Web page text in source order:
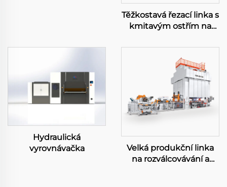
Těžkostavá řezací linka s
kmitavým ostřím na
Hydraulická
vyrovnávačka
Velká produkční linka
na rozválcovávání a